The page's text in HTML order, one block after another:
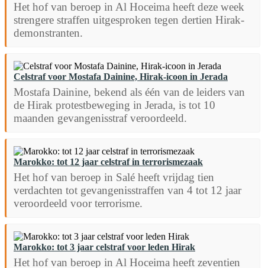
Het hof van beroep in Al Hoceima heeft deze week
strengere straffen uitgesproken tegen dertien Hirak-
demonstranten.
Celstraf voor Mostafa Dainine, Hirak-icoon in Jerada
Mostafa Dainine, bekend als één van de leiders van
de Hirak protestbeweging in Jerada, is tot 10
maanden gevangenisstraf veroordeeld.
Marokko: tot 12 jaar celstraf in terrorismezaak
Het hof van beroep in Salé heeft vrijdag tien
verdachten tot gevangenisstraffen van 4 tot 12 jaar
veroordeeld voor terrorisme.
Marokko: tot 3 jaar celstraf voor leden Hirak
Het hof van beroep in Al Hoceima heeft zeventien